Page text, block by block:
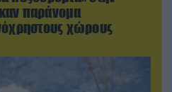
παράνομα
χώρους